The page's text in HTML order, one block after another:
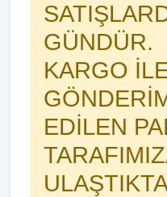
GÜNDÜR.
KARGO
EDİLEN